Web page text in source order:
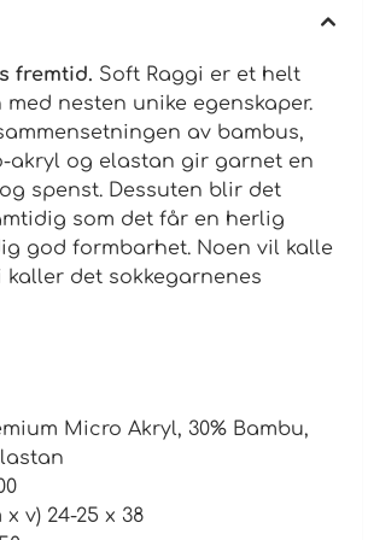
fremtid. Soft Raggi er et helt
nesten unike egenskaper.
av bambus,
akryl og elastan gir garnet en
spenst. Dessuten blir det
som det får en herlig
god formbarhet. Noen vil kalle
det sokkegarnenes
Micro Akryl, 30% Bambu,
v) 24-25 x 38